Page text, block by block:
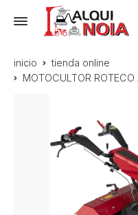
inicio
tienda online
MOTOCULTOR ROTECO